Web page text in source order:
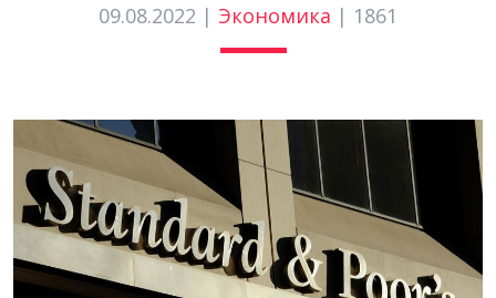
09.08.2022 | Экономика | 1861